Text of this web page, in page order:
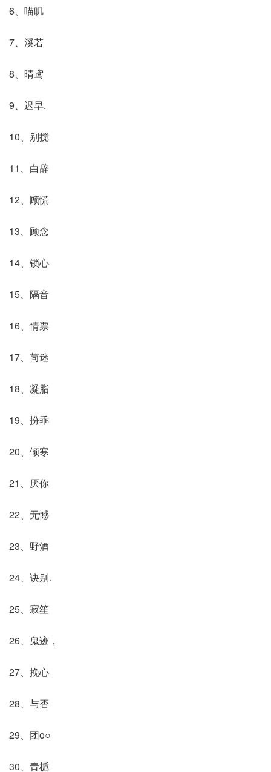
6、喵叽
7、溪若
8、晴鸢
9、迟早.
10、别搅
11、白辞
12、顾慌
13、顾念
14、锁心
15、隔音
16、情票
17、苘迷
18、凝脂
19、扮乖
20、倾寒
21、厌你
22、无憾
23、野酒
24、诀别.
25、寂笙
26、鬼迹，
27、挽心
28、与否
29、团o○
30、青栀